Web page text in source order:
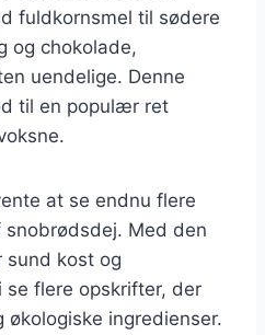
fuldkornsmel til sødere
og chokolade,
uendelige. Denne
til en populær ret
at se endnu flere
Med den
sund kost og
flere opskrifter, der
økologiske ingredienser.